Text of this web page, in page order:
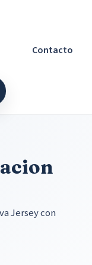
Contacto
Jersey con